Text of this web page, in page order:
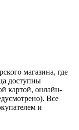
магазина, где
доступны
картой, онлайн-
Все
и